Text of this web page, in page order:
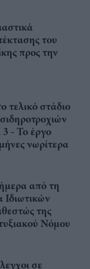
του
προς την
τελικό στάδιο
3 - Το έργο
νωρίτερα
από τη
Ιδιωτικών
της
Νόμου
σε